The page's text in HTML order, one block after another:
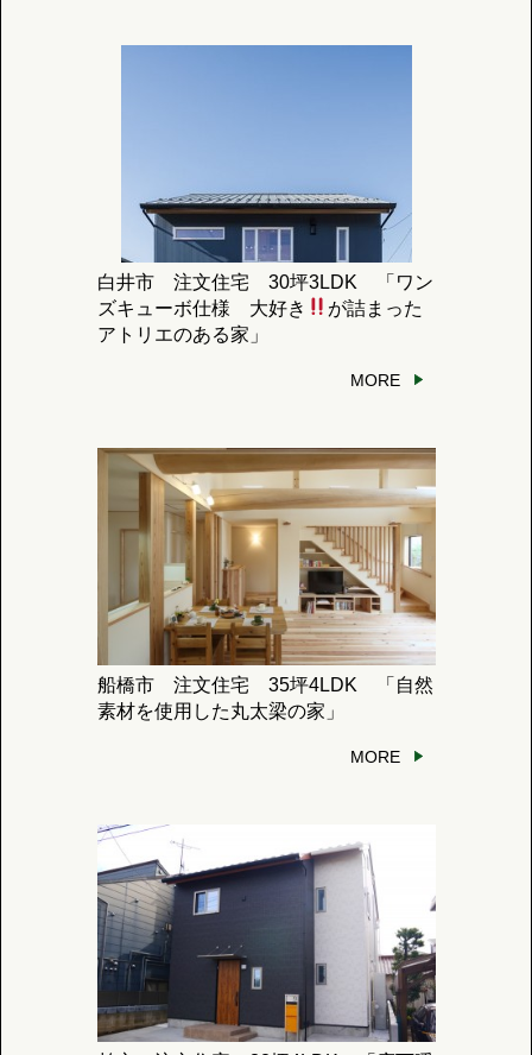
白井市 注文住宅 30坪3LDK 「ワン
ズキューボ仕様 大好き
が詰まった
アトリエのある家」
MORE
船橋市 注文住宅 35坪4LDK 「自然
素材を使用した丸太梁の家」
MORE